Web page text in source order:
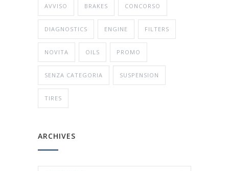
AVVISO BRAKES CONCORSO
DIAGNOSTICS ENGINE FILTERS
NOVITA OILS PROMO
SENZA CATEGORIA SUSPENSION
TIRES
ARCHIVES